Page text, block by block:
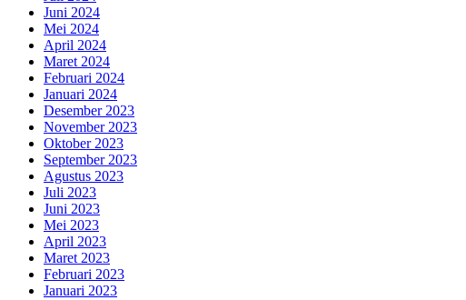
Juni 2024
Mei 2024
April 2024
Maret 2024
Februari 2024
Januari 2024
Desember 2023
November 2023
Oktober 2023
September 2023
Agustus 2023
Juli 2023
Juni 2023
Mei 2023
April 2023
Maret 2023
Februari 2023
Januari 2023